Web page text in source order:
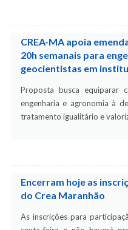
CREA-MA apoia
20h semanais para
geocientistas em
Proposta busca equiparar
engenharia e agronomia à
tratamento igualitário e
Encerram hoje as
do Crea Maranhão
As inscrições para